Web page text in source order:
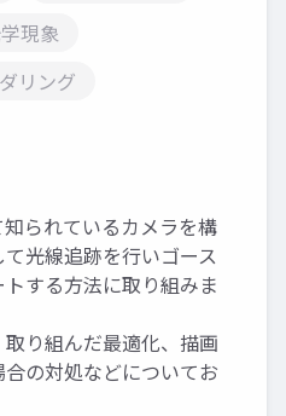
現象
リング
られているカメラを構
光線追跡を行いゴース
する方法に取り組みま
り組んだ最適化、描画
の対処などについてお